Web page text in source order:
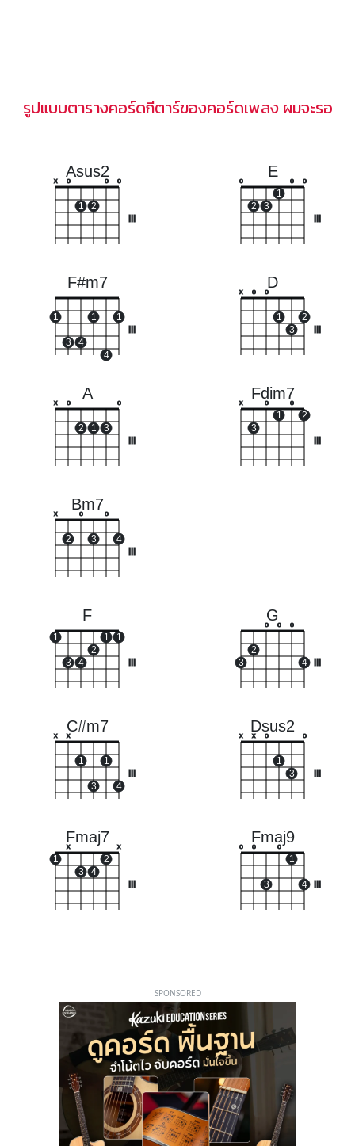
รูปแบบตารางคอร์ดกีตาร์ของคอร์ดเพลง ผมจะรอ
Asus2
x o
1 2
o o
E
o
2 3
1
o o
F#m7
1
3 4
1
4
1
D
x o o
1
3
2
A
x o
2 1 3
o
Fdim7
x
3
o
1
o
2
Bm7
x
2
o
3
o
4
F
1
3 4
2
1 1
G
3
2
o o o
4
C#m7
x x
1
3
1
4
Dsus2
x x o
1
3
o
Fmaj7
1
x
3 4
2
x
Fmaj9
o o
3
o
1
4
SPONSORED